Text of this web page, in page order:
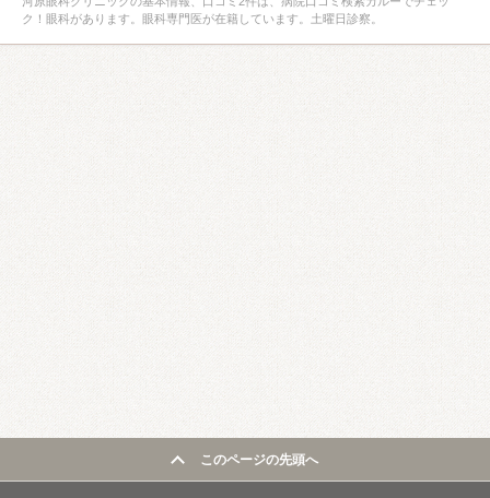
ク！眼科があります。眼科専門医が在籍しています。土曜日診察。
このページの先頭へ